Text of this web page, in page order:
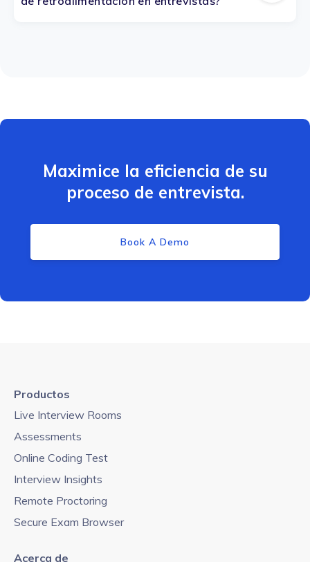
Maximice la eficiencia de su
proceso de entrevista.
Book A Demo
Productos
Live Interview Rooms
Assessments
Online Coding Test
Interview Insights
Remote Proctoring
Secure Exam Browser
Acerca de